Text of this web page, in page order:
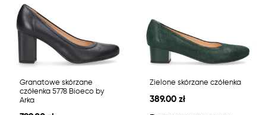
Granatowe skórzane
czółenka 5778 Bioeco by
Arka
Zielone skórzane czółenka
389.00 zł